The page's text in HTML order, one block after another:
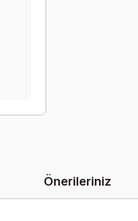
Önerileriniz